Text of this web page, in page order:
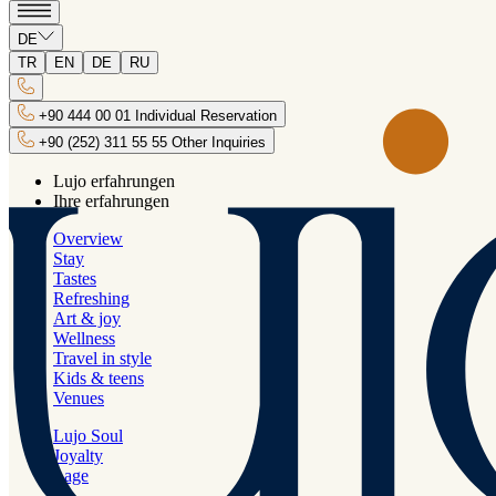
DE
TR
EN DE RU
+90 444 00 01 Individual Reservation
+90 (252) 311 55 55 Other Inquiries
Lujo erfahrungen
Ihre erfahrungen
Overview
Stay
Tastes
Refreshing
Art & joy
Wellness
Travel in style
Kids & teens
Venues
Lujo Soul
Joyalty
Lage
Zurück
Strände
Ob Sie es ruhig oder laut mögen, der Strand gehört Ihnen...
Dooq Beach